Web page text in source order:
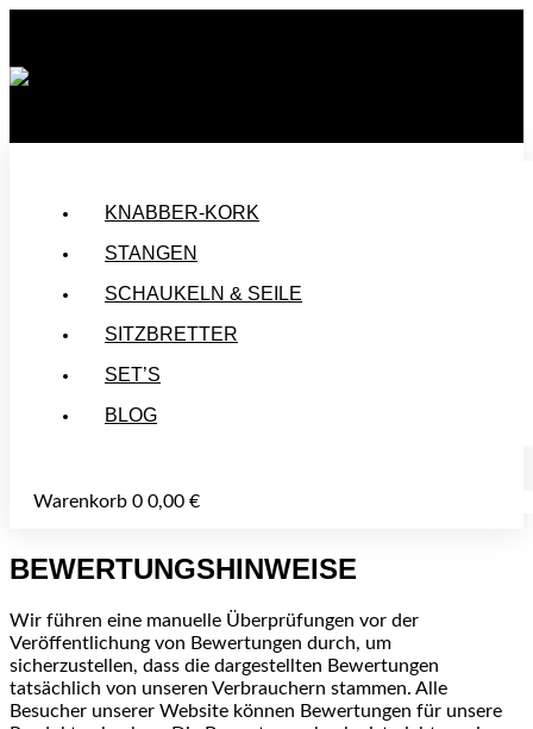
KNABBER-KORK
STANGEN
SCHAUKELN & SEILE
SITZBRETTER
SET’S
BLOG
Warenkorb 0 0,00 €
BEWERTUNGSHINWEISE
Wir führen eine manuelle Überprüfungen vor der
Veröffentlichung von Bewertungen durch, um
sicherzustellen, dass die dargestellten Bewertungen
tatsächlich von unseren Verbrauchern stammen. Alle
Besucher unserer Website können Bewertungen für unsere